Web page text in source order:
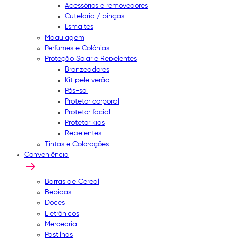
Acessórios e removedores
Cutelaria / pinças
Esmaltes
Maquiagem
Perfumes e Colônias
Proteção Solar e Repelentes
Bronzeadores
Kit pele verão
Pós-sol
Protetor corporal
Protetor facial
Protetor kids
Repelentes
Tintas e Colorações
Conveniência
Barras de Cereal
Bebidas
Doces
Eletrônicos
Mercearia
Pastilhas